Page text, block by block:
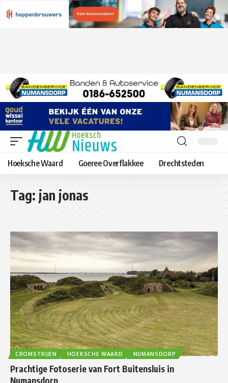
Hoeksche Waard Goeree Overflakkee Drechtsteden
Tag: jan jonas
CROMSTRIJEN HOEKSCHE WAARD NUMANSDORP
Prachtige Fotoserie van Fort Buitensluis in
Numansdorp